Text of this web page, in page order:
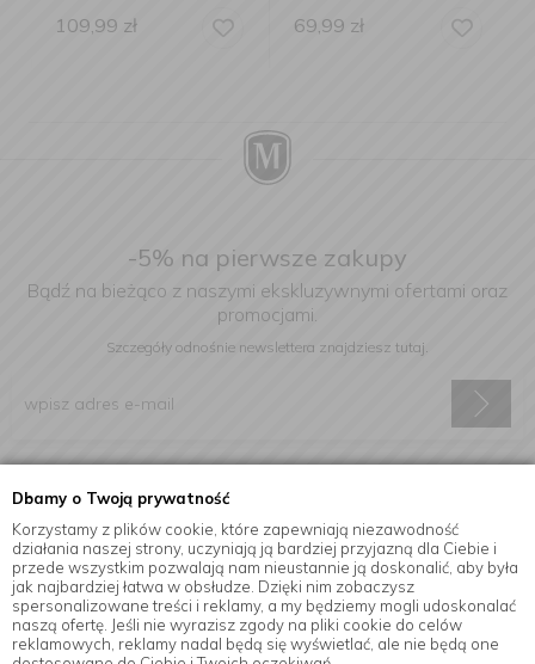
Dbamy o Twoją prywatność
Korzystamy z plików cookie, które zapewniają niezawodność
działania naszej strony, uczyniają ją bardziej przyjazną dla Ciebie i
przede wszystkim pozwalają nam nieustannie ją doskonalić, aby była
jak najbardziej łatwa w obsłudze. Dzięki nim zobaczysz
spersonalizowane treści i reklamy, a my będziemy mogli udoskonalać
naszą ofertę. Jeśli nie wyrazisz zgody na pliki cookie do celów
reklamowych, reklamy nadal będą się wyświetlać, ale nie będą one
109,99 zł 69,99 zł
-5% na pierwsze zakupy
Bądź na bieżąco z naszymi ekskluzywnymi ofertami oraz
promocjami.
Szczegóły odnośnie newslettera znajdziesz tutaj.
elektroniczną na podany adres e-mail.
Informacje